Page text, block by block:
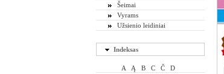
Šeimai
Vyrams
Užsienio leidiniai
Indeksas
A Ą B C Č
D